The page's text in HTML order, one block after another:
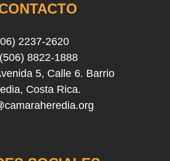
2237-2620
8822-1888
5, Calle 6. Barrio
Costa Rica.